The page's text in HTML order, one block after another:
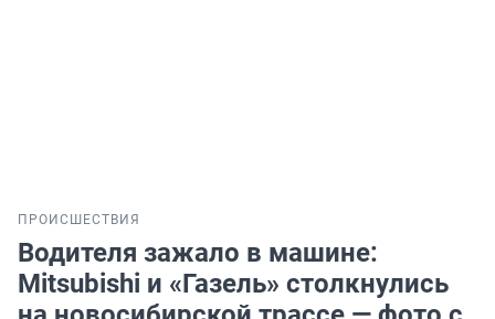
ПРОИСШЕСТВИЯ
Водителя зажало в машине:
Mitsubishi и «Газель» столкнулись